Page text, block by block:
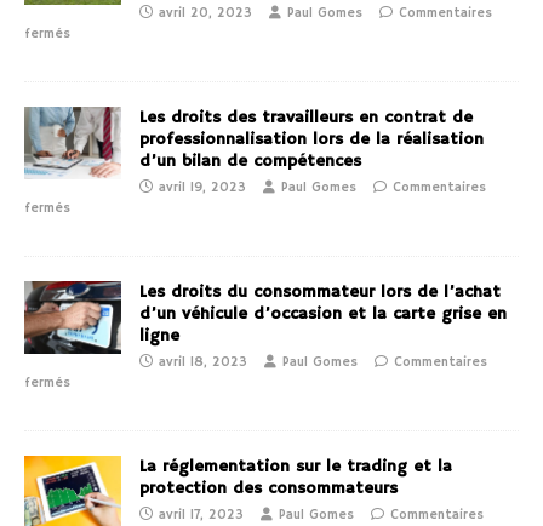
avril 20, 2023 Paul Gomes
Commentaires
fermés
Les droits des travailleurs en contrat de
professionnalisation lors de la réalisation
d’un bilan de compétences
avril 19, 2023 Paul Gomes
Commentaires
fermés
Les droits du consommateur lors de l’achat
d’un véhicule d’occasion et la carte grise en
ligne
avril 18, 2023 Paul Gomes
Commentaires
fermés
La réglementation sur le trading et la
protection des consommateurs
avril 17, 2023 Paul Gomes
Commentaires